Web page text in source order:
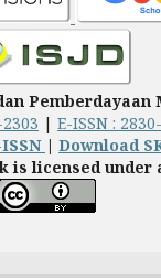
Pemberdayaan
| E-ISSN :
| Download
is licensed under